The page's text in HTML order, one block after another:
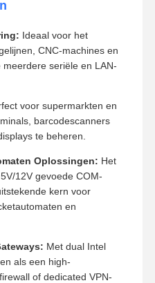
Ideaal voor het
CNC-machines en
seriële en LAN-
voor supermarkten en
barcodescanners
te beheren.
Oplossingen: Het
12V gevoede COM-
kern voor
en
Met dual Intel
als een high-
of dedicated VPN-